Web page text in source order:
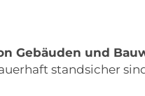
Gebäuden und
standsicher